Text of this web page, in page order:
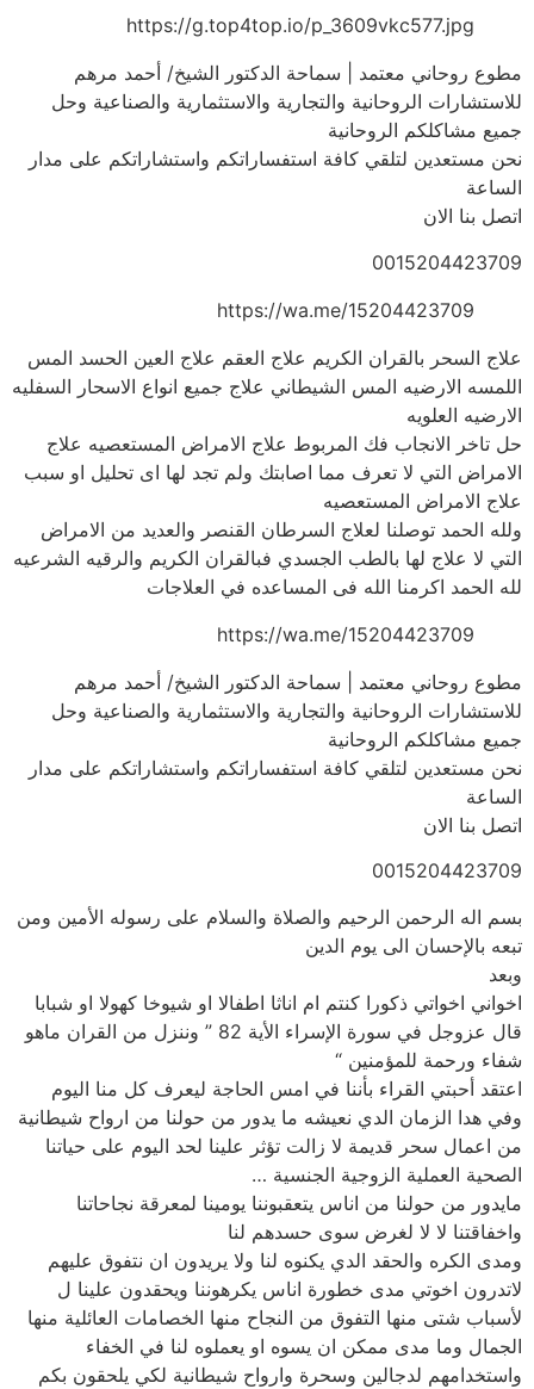
https://g.top4top.io/p_3609vkc577.jpg
مطوع روحاني معتمد | سماحة الدكتور الشيخ/ أحمد مرهم
للاستشارات الروحانية والتجارية والاستثمارية والصناعية وحل
جميع مشاكلكم الروحانية
نحن مستعدين لتلقي كافة استفساراتكم واستشاراتكم على مدار
الساعة
اتصل بنا الان
0015204423709
https://wa.me/15204423709
علاج السحر بالقران الكريم علاج العقم علاج العين الحسد المس
اللمسه الارضيه المس الشيطاني علاج جميع انواع الاسحار السفليه
الارضيه العلويه
حل تاخر الانجاب فك المربوط علاج الامراض المستعصيه علاج
الامراض التي لا تعرف مما اصابتك ولم تجد لها اى تحليل او سبب
علاج الامراض المستعصيه
ولله الحمد توصلنا لعلاج السرطان القنصر والعديد من الامراض
التي لا علاج لها بالطب الجسدي فبالقران الكريم والرقيه الشرعيه
لله الحمد اكرمنا الله فى المساعده في العلاجات
https://wa.me/15204423709
مطوع روحاني معتمد | سماحة الدكتور الشيخ/ أحمد مرهم
للاستشارات الروحانية والتجارية والاستثمارية والصناعية وحل
جميع مشاكلكم الروحانية
نحن مستعدين لتلقي كافة استفساراتكم واستشاراتكم على مدار
الساعة
اتصل بنا الان
0015204423709
بسم اله الرحمن الرحيم والصلاة والسلام على رسوله الأمين ومن
تبعه بالإحسان الى يوم الدين
وبعد
اخواني اخواتي ذكورا كنتم ام اناثا اطفالا او شيوخا كهولا او شبابا
قال عزوجل في سورة الإسراء الأية 82 ” وننزل من القران ماهو
شفاء ورحمة للمؤمنين “
اعتقد أحبتي القراء بأننا في امس الحاجة ليعرف كل منا اليوم
وفي هدا الزمان الدي نعيشه ما يدور من حولنا من ارواح شيطانية
من اعمال سحر قديمة لا زالت تؤثر علينا لحد اليوم على حياتنا
الصحية العملية الزوجية الجنسية …
مايدور من حولنا من اناس يتعقبوننا يومينا لمعرقة نجاحاتنا
واخفاقتنا لا لا لغرض سوى حسدهم لنا
ومدى الكره والحقد الدي يكنوه لنا ولا يريدون ان نتفوق عليهم
لاتدرون اخوتي مدى خطورة اناس يكرهوننا ويحقدون علينا ل
لأسباب شتى منها التفوق من النجاح منها الخصامات العائلية منها
الجمال وما مدى ممكن ان يسوه او يعملوه لنا في الخفاء
واستخدامهم لدجالين وسحرة وارواح شيطانية لكي يلحقون بكم